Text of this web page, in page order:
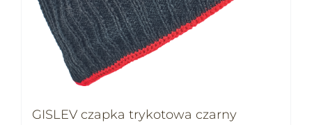
GISLEV czapka trykotowa czarny